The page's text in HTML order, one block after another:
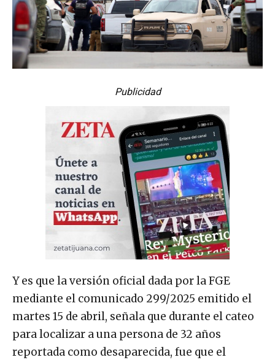
Publicidad
Y es que la versión oficial dada por la FGE
mediante el comunicado 299/2025 emitido el
martes 15 de abril, señala que durante el cateo
para localizar a una persona de 32 años
reportada como desaparecida, fue que el